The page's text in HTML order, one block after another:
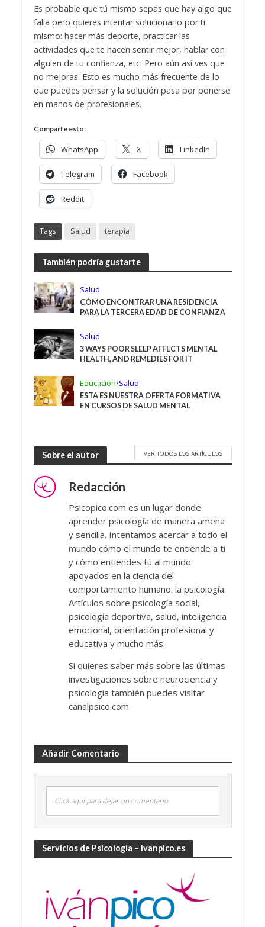
Es probable que tú mismo sepas que hay algo que
falla pero quieres intentar solucionarlo por ti
mismo: hacer más deporte, practicar las
actividades que te hacen sentir mejor, hablar con
alguien de tu confianza, etc. Pero aún así ves que
no mejoras. Esto es mucho más frecuente de lo
que puedes pensar y la solución pasa por ponerse
en manos de profesionales.
Comparte esto:
WhatsApp X LinkedIn
Telegram Facebook
Reddit
Tags Salud terapia
También podría gustarte
Salud
CÓMO ENCONTRAR UNA RESIDENCIA
PARA LA TERCERA EDAD DE CONFIANZA
Salud
3 WAYS POOR SLEEP AFFECTS MENTAL
HEALTH, AND REMEDIES FOR IT
Educación•Salud
ESTA ES NUESTRA OFERTA FORMATIVA
EN CURSOS DE SALUD MENTAL
Sobre el autor VER TODOS LOS ARTÍCULOS
Redacción
Psicopico.com es un lugar donde
aprender psicología de manera amena
y sencilla. Intentamos acercar a todo el
mundo cómo el mundo te entiende a ti
y cómo entiendes tú al mundo
apoyados en la ciencia del
comportamiento humano: la psicología.
Artículos sobre psicología social,
psicología deportiva, salud, inteligencia
emocional, orientación profesional y
educativa y mucho más.
Si quieres saber más sobre las últimas
investigaciones sobre neurociencia y
psicología también puedes visitar
canalpsico.com
Añadir Comentario
Click aquí para dejar un comentario
Servicios de Psicología – ivanpico.es